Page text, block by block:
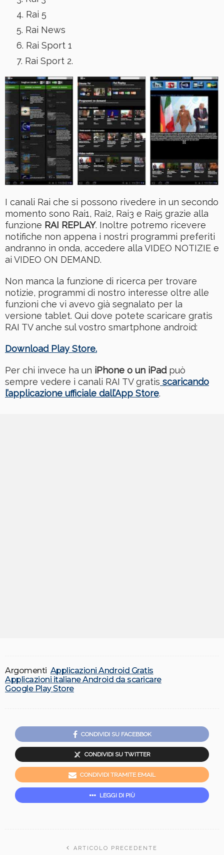
Rai 5
Rai News
Rai Sport 1
Rai Sport 2.
I canali Rai che si possono rivedere in un secondo
momento sono Rai1, Rai2, Rai3 e Rai5 grazie alla
funzione RAI REPLAY. Inoltre potremo ricevere
notifiche non appena i nostri programmi preferiti
andranno in onda, accedere alla VIDEO NOTIZIE e
ai VIDEO ON DEMAND.
Non manca la funzione di ricerca per trovare
notizie, programmi di nostro interesse oltre alle
funzioni che vi avevo già segnalato per la
versione tablet. Qui dove potete scaricare gratis
RAI TV anche sul vostro smartphone android:
Download Play Store.
Per chi invece ha un iPhone o un iPadpuò
sempre vedere i canali RAI TV gratis scaricando
l’applicazione ufficiale dall’App Store.
Argomenti Applicazioni Android Gratis
Applicazioni italiane Android da scaricare
Google Play Store
CONDIVIDI SU FACEBBOK
CONDIVIDI SU TWITTER
CONDIVIDI TRAMITE EMAIL
LEGGI DI PIÙ
ARTICOLO PRECEDENTE